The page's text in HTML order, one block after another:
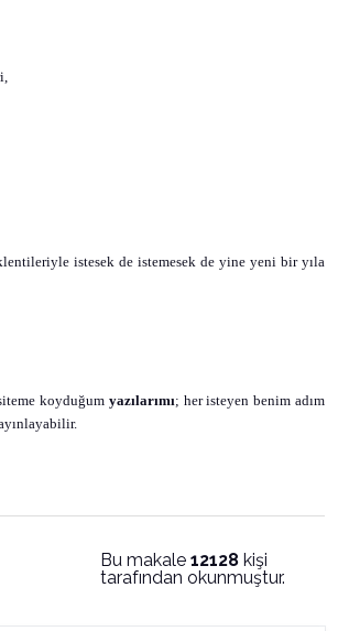
istesek de istemesek de yine yeni bir yıla
koyduğum yazılarımı; her isteyen benim adım
Bu makale 12128 kişi
tarafından okunmuştur.